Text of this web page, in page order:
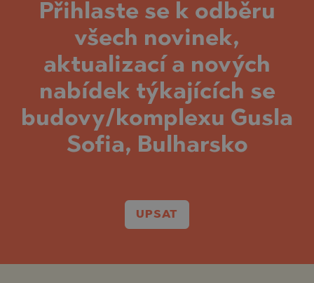
Přihlaste se k odběru
všech novinek,
aktualizací a nových
nabídek týkajících se
budovy/komplexu Gusla
Sofia, Bulharsko
UPSAT